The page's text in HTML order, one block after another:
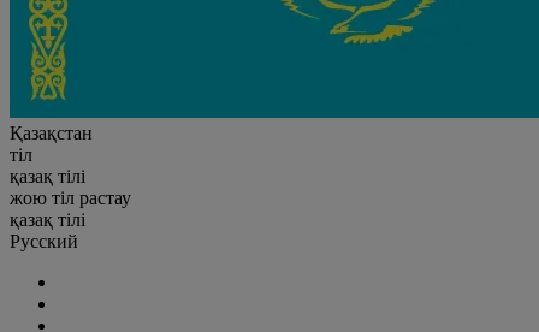
Қазақстан
тіл
қазақ тілі
жою тіл растау
қазақ тілі
Русский